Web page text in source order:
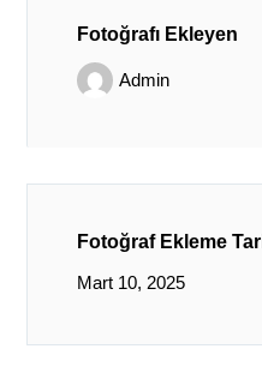
Fotoğrafı Ekleyen
Admin
Fotoğraf Ekleme
Mart 10, 2025